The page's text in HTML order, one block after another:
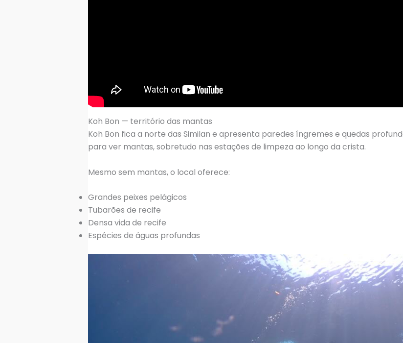
Koh Bon — território das mantas
Koh Bon fica a norte das Similan e apresenta paredes íngremes e quedas
para ver mantas, sobretudo nas estações de limpeza ao longo da crista.
Mesmo sem mantas, o local oferece:
Grandes peixes pelágicos
Tubarões de recife
Densa vida de recife
Espécies de águas profundas